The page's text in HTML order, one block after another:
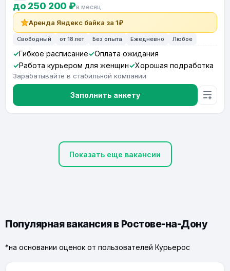
до 250 200 ₽в месяц
Аренда Яндекс байка за 1₽
Свободный от 18 лет Без опыта Ежедневно Любое
Гибкое расписание
Оплата ожидания
Работа курьером для женщин
Хорошая подработка
Зарабатывайте в стабильной компании
Заполнить анкету
Показать еще вакансии
Популярная вакансия в Ростове-на-Дону
*на основании оценок от пользователей Курьерос